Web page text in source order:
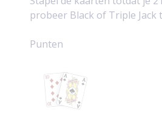
probeer Black of Triple Jack
Punten